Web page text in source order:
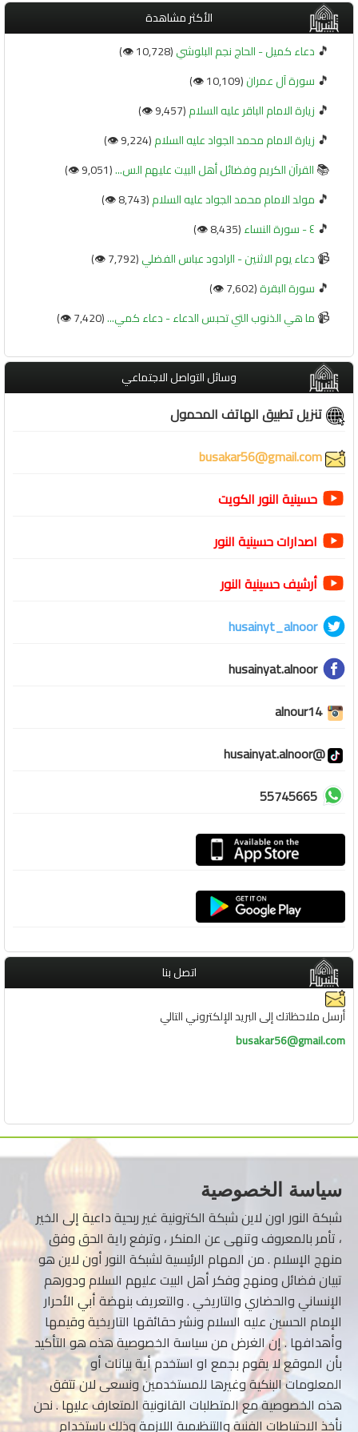
الأكثر مشاهدة
🎵 دعاء كميل - الحاج نجم البلوشي(10,728 👁️)
🎵 سورة آل عمران(10,109 👁️)
🎵 زيارة الامام الباقر عليه السلام(9,457 👁️)
🎵 زيارة الامام محمد الجواد عليه السلام(9,224 👁️)
📚القرآن الكريم وفضائل أهل البيت عليهم الس...(9,051 👁️)
🎵 مولد الامام محمد الجواد عليه السلام(8,743 👁️)
🎵 ٤ - سورة النساء (8,435 👁️)
📹دعاء يوم الاثنين - الرادود عباس الفضلي(7,792 👁️)
🎵 سورة البقرة(7,602 👁️)
📹ما هي الذنوب التي تحبس الدعاء - دعاء كمي...(7,420 👁️)
وسائل التواصل الاجتماعي
تنزيل تطبيق الهاتف المحمول
حسينية النور الكويت
اصدارات حسينية النور
أرشيف حسينية النور
husainyt_alnoor
husainyat.alnoor
alnour14
@husainyat.alnoor
55745665
اتصل بنا
أرسل ملاحظاتك إلى البريد الإلكتروني التالي
busakar56@gmail.com
سياسة الخصوصية
شبكة النور اون لاين شبكة الكترونية غير ربحية داعية إلى الخير
، تأمر بالمعروف وتنهى عن المنكر ، وترفع راية الحق وفق
منهج الإسلام . من المهام الرئيسية لشبكة النور أون لاين هو
تبيان فضائل ومنهج وفكر أهل البيت عليهم السلام ودورهم
الإنساني والحضاري والتاريخي . والتعريف بنهضة أبي الأحرار
الإمام الحسين عليه السلام ونشر حقائقها التاريخية وقيمها
وأهدافها . إن الغرض من سياسة الخصوصية هذه هو التأكيد
بأن الموقع لا يقوم بجمع او استخدم أية بيانات أو
المعلومات البنكية وغيرها للمستخدمين ونسعى لان تتفق
هذه الخصوصية مع المتطلبات القانونية المتعارف عليها . نحن
نأخذ الاحتياطات الفنية والتنظيمية اللازمة وذلك باستخدام